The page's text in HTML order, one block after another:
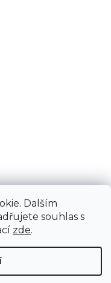
Dalším
souhlas s
zde.